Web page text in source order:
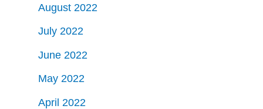
August 2022
July 2022
June 2022
May 2022
April 2022